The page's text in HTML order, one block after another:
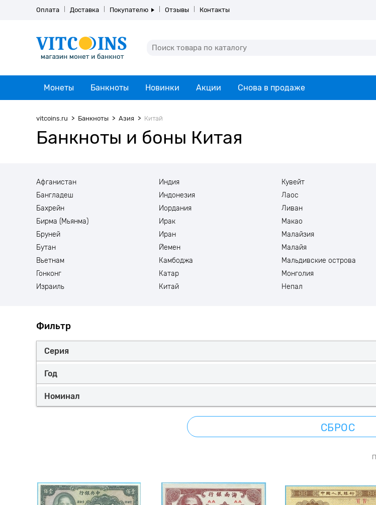
Оплата Доставка Покупателю Отзывы Контакты
Монеты Банкноты Новинки Акции Снова в продаже
vitcoins.ru Банкноты Азия Китай
Банкноты и боны Китая
Афганистан
Бангладеш
Бахрейн
Бирма (Мьянма)
Бруней
Бутан
Вьетнам
Гонконг
Израиль
Индия
Индонезия
Иордания
Ирак
Иран
Йемен
Камбоджа
Катар
Китай
Кувейт
Лаос
Ливан
Макао
Малайзия
Малайя
Мальдивские острова
Монголия
Непал
Фильтр
Серия
Год
Номинал
СБРОС